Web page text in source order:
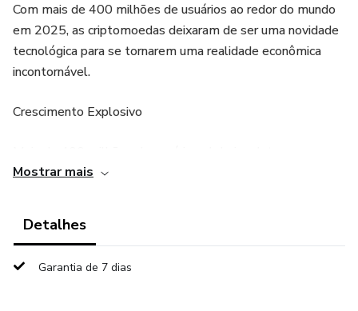
Com mais de 400 milhões de usuários ao redor do mundo
em 2025, as criptomoedas deixaram de ser uma novidade
tecnológica para se tornarem uma realidade econômica
incontornável.
Crescimento Explosivo
criptomoedas, sinalizando uma revolução financeira sem
Finanças Descentralizadas
DeFi está transformando como realizamos transações,
Mostrar mais
Detalhes
Garantia de 7 dias